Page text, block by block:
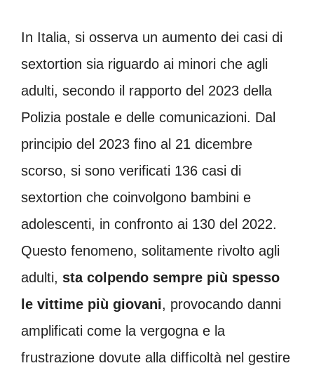
In Italia, si osserva un aumento dei casi di
sextortion sia riguardo ai minori che agli
adulti, secondo il rapporto del 2023 della
Polizia postale e delle comunicazioni. Dal
principio del 2023 fino al 21 dicembre
scorso, si sono verificati 136 casi di
sextortion che coinvolgono bambini e
adolescenti, in confronto ai 130 del 2022.
Questo fenomeno, solitamente rivolto agli
adulti, sta colpendo sempre più spesso
le vittime più giovani, provocando danni
amplificati come la vergogna e la
frustrazione dovute alla difficoltà nel gestire